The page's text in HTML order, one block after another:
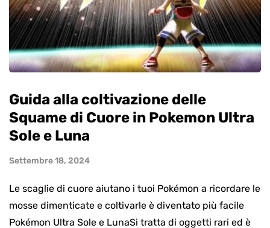
Guida alla coltivazione delle
Squame di Cuore in Pokemon Ultra
Sole e Luna
Settembre 18, 2024
Le scaglie di cuore aiutano i tuoi Pokémon a ricordare le
mosse dimenticate e coltivarle è diventato più facile
Pokémon Ultra Sole e LunaSi tratta di oggetti rari ed è